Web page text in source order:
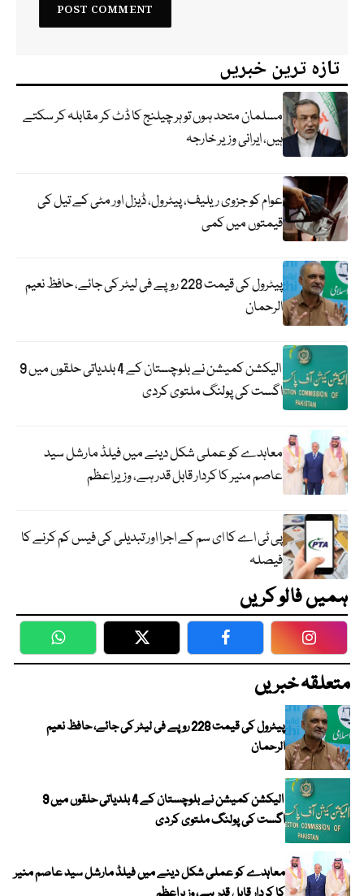
تازہ ترین خبریں
مسلمان متحد ہوں تو ہر چیلنج کا ڈٹ کر مقابلہ کر سکتے
ہیں، ایرانی وزیر خارجہ
عوام کو جزوی ریلیف، پیٹرول، ڈیزل اور مٹی کے تیل کی
قیمتوں میں کمی
پیٹرول کی قیمت 228 روپے فی لیٹر کی جائے، حافظ نعیم
الرحمان
الیکشن کمیشن نے بلوچستان کے 4 بلدیاتی حلقوں میں 9
اگست کی پولنگ ملتوی کردی
معاہدے کو عملی شکل دینے میں فیلڈ مارشل سید
عاصم منیر کا کردار قابل قدر ہے، وزیراعظم
پی ٹی اے کا ای سم کے اجرا اور تبدیلی کی فیس کم کرنے کا
فیصلہ
ہمیں فالو کریں
WhatsApp Twitter Facebook
متعلقہ خبریں
پیٹرول کی قیمت 228 روپے فی لیٹر کی جائے، حافظ نعیم
الرحمان
الیکشن کمیشن نے بلوچستان کے 4 بلدیاتی حلقوں میں 9
اگست کی پولنگ ملتوی کردی
معاہدے کو عملی شکل دینے میں فیلڈ مارشل سید عاصم منیر